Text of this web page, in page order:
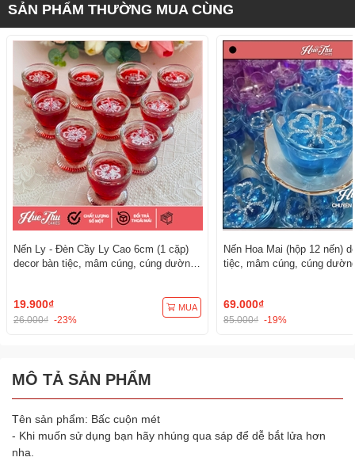
SẢN PHẨM THƯỜNG MUA CÙNG
Nến Ly - Đèn Cầy Ly Cao 6cm (1 cặp)
decor bàn tiệc, mâm cúng, cúng dường,
19.900₫
26.000₫ -23%
MUA
Nến Hoa Mai (hộp 12 nến)
tiệc, mâm cúng, cúng
69.000₫
85.000₫ -19%
MÔ TẢ SẢN PHẨM
Tên sản phẩm: Bấc cuộn mét
- Khi muốn sử dụng bạn hãy nhúng qua sáp để dễ bắt lửa hơn
nha.